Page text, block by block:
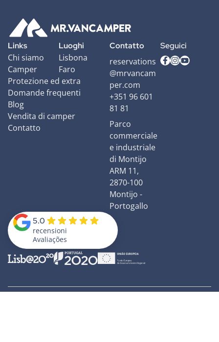
Links
Chi siamo
Camper
Protezione ed extra
Domande frequenti
Blog
Vendita di camper
Contatto
Luoghi
Lisbona
Faro
Contatto
reservations
@mrvancam
per.com
+351 96 601
81 81
Parco
commerciale
e industriale
di Montijo
ARM 11,
2870-100
Montijo -
Portogallo
Seguici
5.0
recensioni
Avaliações